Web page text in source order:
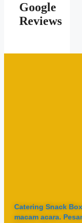
Google
Reviews
Catering Snack
macam acara.